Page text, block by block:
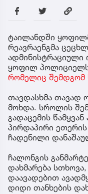
ტაილანდში
რეავრაენგმა
ადმინისტრაციული
ყოფილ პოლიციელს
რომელიც შემდგომ
თავდასხმა თავად
მოხდა. სროლის
გადაცემის
პირდაპირი
ჩადენილი
ჩალონგის
დახმარება
დაავადებით
დიდი თანხების